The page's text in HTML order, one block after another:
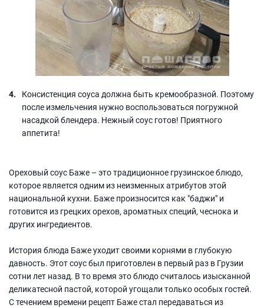
Консистенция соуса должна быть кремообразной. Поэтому
после измельчения нужно воспользоваться погружной
насадкой блендера. Нежный соус готов! Приятного
аппетита!
Ореховый соус Баже – это традиционное грузинское блюдо,
которое является одним из неизменных атрибутов этой
национальной кухни. Баже произносится как "баджи" и
готовится из грецких орехов, ароматных специй, чеснока и
других ингредиентов.
История блюда Баже уходит своими корнями в глубокую
давность. Этот соус был приготовлен в первый раз в Грузии
сотни лет назад. В то время это блюдо считалось изысканной
деликатесной пастой, которой угощали только особых гостей.
С течением времени рецепт Баже стал передаваться из